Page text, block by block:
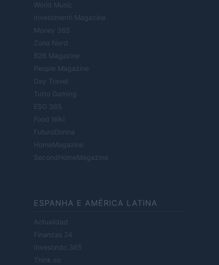
World Music
Investimenti Magazine
Money 365
Zona Nerd
B2B Magazine
People Magazine
Day Travel
Tutto Gaming
ESG 365
Food Wiki
FuturoDonna
HomeMagazine
SecondHomeMagazine
ESPANHA E AMÉRICA LATINA
Actualidad
Finanzas 24
Investindo 365
Think.es